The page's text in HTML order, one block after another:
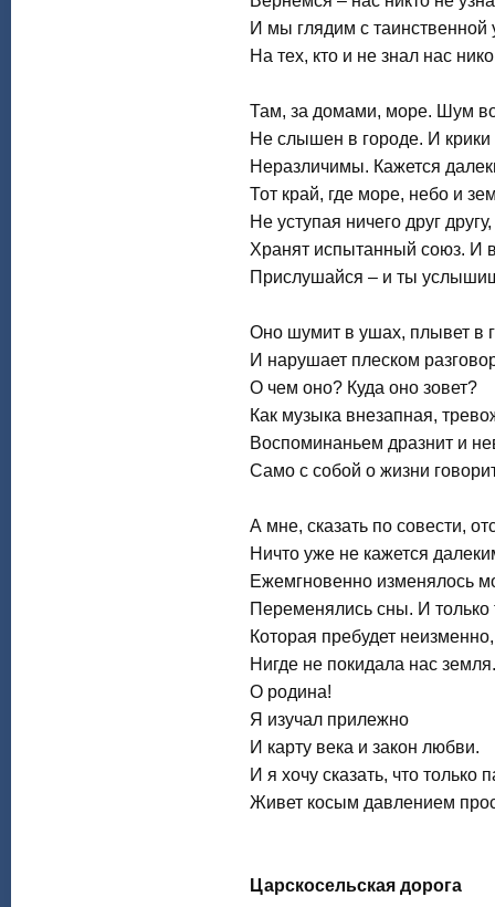
И мы глядим с таинственной
На тех, кто и не знал нас
Там, за домами, море. Шум
Не слышен в городе. И крики
Неразличимы. Кажется
Тот край, где море, небо и
Не уступая ничего друг другу,
Хранят испытанный союз. И
Прислушайся – и ты
Оно шумит в ушах, плывет в
И нарушает плеском
О чем оно? Куда оно зовет?
Как музыка внезапная,
Воспоминаньем дразнит и
Само с собой о жизни
А мне, сказать по совести,
Ничто уже не кажется
Ежемгновенно изменялось
Переменялись сны. И только
Которая пребудет неизменно,
Нигде не покидала нас земля.
О родина!
Я изучал прилежно
И карту века и закон любви.
И я хочу сказать, что только
Живет косым давлением
Царскосельская дорога